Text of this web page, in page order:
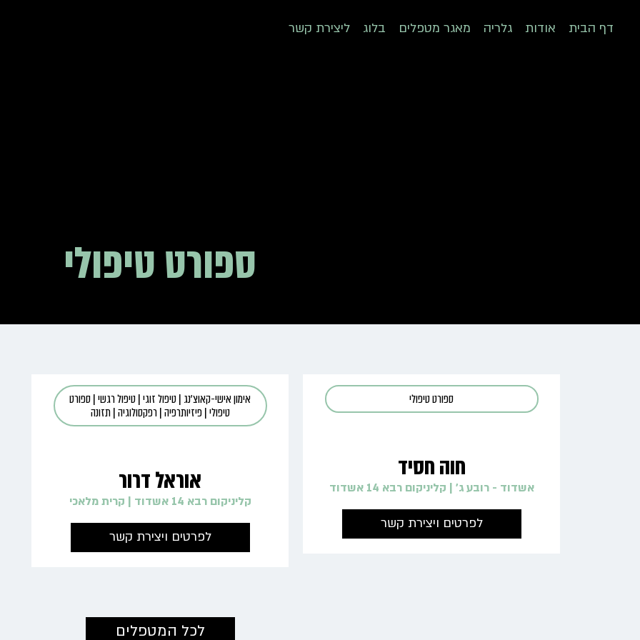
דף הבית אודות גלריה מאגר מטפלים בלוג ליצירת קשר
ספורט טיפולי
ספורט טיפולי
חוה חסיד
אשדוד - רובע ג' | קליניקום רבא 14 אשדוד
לפרטים ויצירת קשר
אימון אישי-קאוצ'נג |טיפול זוגי|טיפול רגשי|ספורט
טיפולי|פיזיותרפיה|רפקסולוגיה|תזונה
אוראל דרור
קליניקום רבא 14 אשדוד | קרית מלאכי
לפרטים ויצירת קשר ←
לכל המטפלים